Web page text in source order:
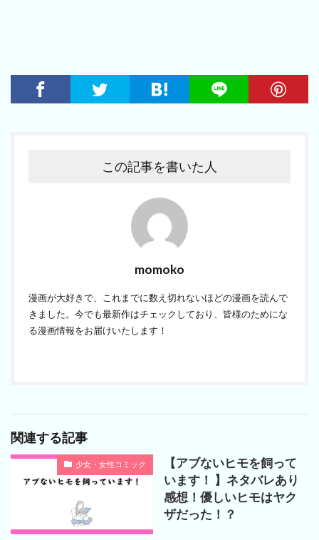
この記事を書いた人
momoko
漫画が大好きで、これまでに数え切れないほどの漫画を読んで
きました。今でも最新作はチェックしており、皆様のためにな
る漫画情報をお届けいたします！
関連する記事
少女・女性コミック
【アブないヒモを飼って
います！ 】ネタバレあり
感想！優しいヒモはヤク
ザだった！？